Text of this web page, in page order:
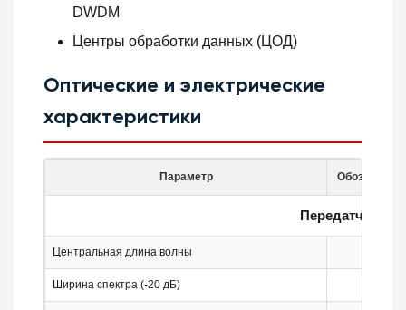
DWDM
Центры обработки данных (ЦОД)
Оптические и электрические
характеристики
Параметр
Передатчик
Центральная длина волны
Ширина спектра (-20 дБ)